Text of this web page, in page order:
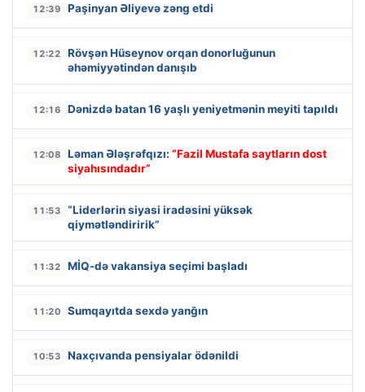
12:39 Paşinyan Əliyevə zəng etdi
12:22
Rövşən Hüseynov orqan donorluğunun
əhəmiyyətindən danışıb
12:16 Dənizdə batan 16 yaşlı yeniyetmənin meyiti tapıldı
12:08 Ləman Ələşrəfqızı: “Fazil Mustafa saytların dost
siyahısındadır”
11:53
“Liderlərin siyasi iradəsini yüksək
qiymətləndiririk”
11:32 MİQ-də vakansiya seçimi başladı
11:20 Sumqayıtda sexdə yanğın
10:53 Naxçıvanda pensiyalar ödənildi